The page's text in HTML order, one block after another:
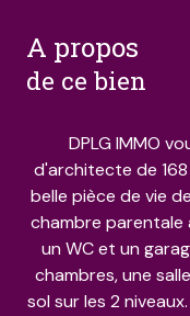
a propos
de ce bien
DPLG IMMO
d'architecte de 168
belle pièce de vie
chambre parentale
un WC et un
chambres, une
sol sur les 2